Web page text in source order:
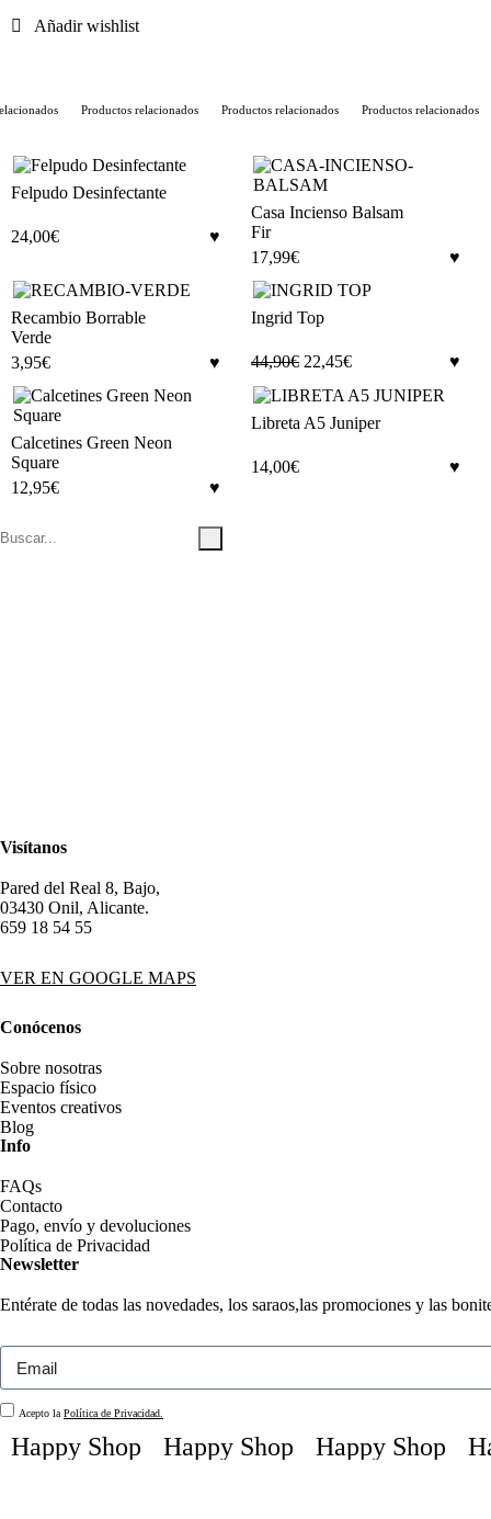
Añadir wishlist
Productos relacionados Productos relacionados Productos relacionados
Felpudo Desinfectante
24,00€
Casa Incienso Balsam
Fir
17,99€
Recambio Borrable
Verde
3,95€
Ingrid Top
44,90€ 22,45€
Calcetines Green Neon
Square
12,95€
Libreta A5 Juniper
14,00€
Visítanos
Pared del Real 8, Bajo,
03430 Onil, Alicante.
659 18 54 55
VER EN GOOGLE MAPS
Conócenos
Sobre nosotras
Espacio físico
Eventos creativos
Blog
Info
FAQs
Contacto
Pago, envío y devoluciones
Política de Privacidad
Newsletter
Entérate de todas las novedades, los saraos,las promociones y las
Acepto la Política de Privacidad.
Shop Happy Shop Happy Shop